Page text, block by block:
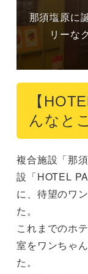
那須塩原に
リーな
【
んなと
複合施設「那
設「HOTEL
に、待望のワ
た。
これまでのホ
室をワンちゃ
た。